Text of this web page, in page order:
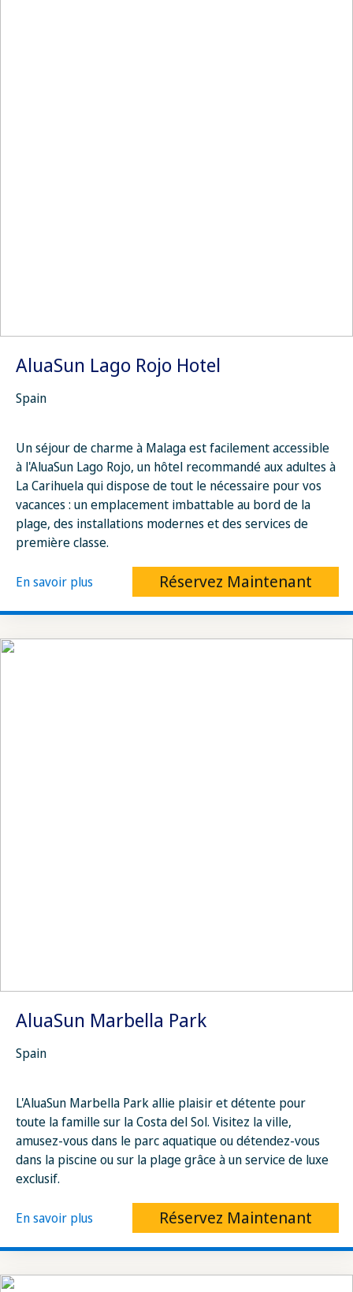
AluaSun Lago Rojo Hotel
Spain
Un séjour de charme à Malaga est facilement accessible
à l'AluaSun Lago Rojo, un hôtel recommandé aux adultes à
La Carihuela qui dispose de tout le nécessaire pour vos
vacances : un emplacement imbattable au bord de la
plage, des installations modernes et des services de
première classe.
En savoir plus Réservez Maintenant
AluaSun Marbella Park
Spain
L'AluaSun Marbella Park allie plaisir et détente pour
toute la famille sur la Costa del Sol. Visitez la ville,
amusez-vous dans le parc aquatique ou détendez-vous
dans la piscine ou sur la plage grâce à un service de luxe
exclusif.
En savoir plus Réservez Maintenant